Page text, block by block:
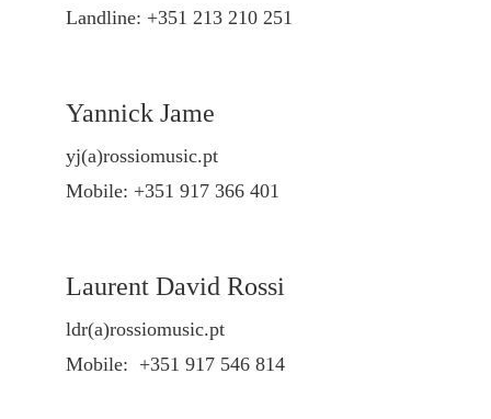
Landline: +351 213 210 251
Yannick Jame
yj(a)rossiomusic.pt
Mobile: +351 917 366 401
Laurent David Rossi
ldr(a)rossiomusic.pt
Mobile: +351 917 546 814